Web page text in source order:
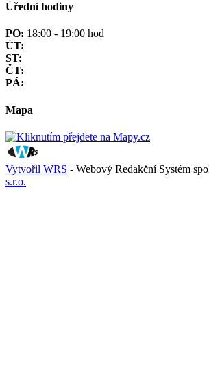
Úřední hodiny
PO: 18:00 - 19:00 hod
ÚT:
ST:
ČT:
PÁ:
Mapa
Vytvořil WRS - Webový Redakční Systém
s.r.o.